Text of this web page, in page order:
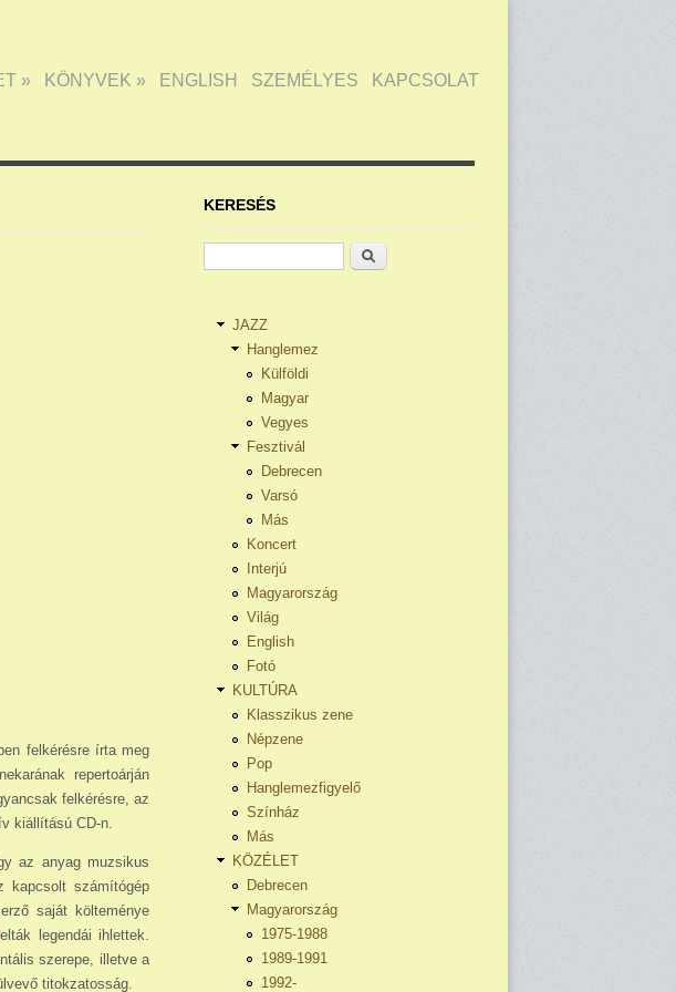
» KÖNYVEK » ENGLISH SZEMÉLYES KAPCSOLAT
felkérésre írta meg
repertoárján
felkérésre, az
kiállítású CD-n.
az anyag muzsikus
kapcsolt számítógép
saját költeménye
legendái ihlettek.
szerepe, illetve a
titokzatosság.
KERESÉS
Keresés
JAZZ
Hanglemez
Külföldi
Magyar
Vegyes
Fesztivál
Debrecen
Varsó
Más
Koncert
Interjú
Magyarország
Világ
English
Fotó
KULTÚRA
Klasszikus zene
Népzene
Pop
Hanglemezfigyelő
Színház
Más
KÖZÉLET
Debrecen
Magyarország
1975-1988
1989-1991
1992-